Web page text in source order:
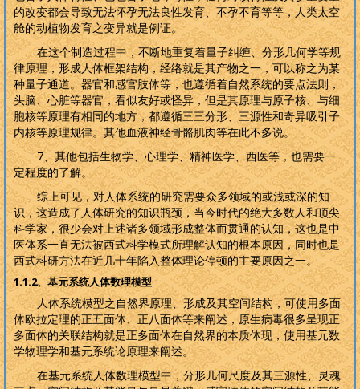
的改变都会导致无法怀孕无法良性发育、不孕不育等等，人类太空
舱的动植物发育之变异就是例证。
在这个制造过程中，不断地重复着量子纠缠、分形几何学等规
律原理，形成人体框架结构，经络就是其产物之一，可以称之为某
种量子通道。器官和感官肢体等，也遵循着自然系统的要点法则，
头脑、心脏等器官，看似友好或怪异，但是其原理与原子核、与细
胞核等原理有相同的地方，都遵循三三分形、三源性和奇异吸引子
内核等原理规律。其他血液神经骨骼肌肉等在此不多说。
7、其他包括生物学、心理学、精神医学、西医等，也需要一
定程度的了解。
综上可见，对人体系统的研究需要众多领域的或浅或深的知
识，这造成了人体研究的知识瓶颈，当今时代的绝大多数人和顶尖
科学家，很少会对上述诸多领域形成整体而贯通的认知，这也是中
医体系一直无法被西式科学模式所理解认知的根本原因，同时也是
西式科研方法在近几十年陷入整体理论停顿的主要原因之一。
1.1.2、基元系统人体数理模型
人体系统模型之自然界原理、形成及其空间结构，可使用多面
体欧拉定理的正五面体、正八面体等来阐述，原生病毒很多呈现正
多面体的关联结构就是正多面体在自然界的本质体现，使用基元数
学物理学和基元系统论原理来阐述。
在基元系统人体数理模型中，分形几何尺度及其三源性、灵魂